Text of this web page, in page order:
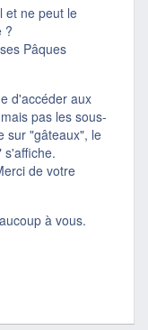
et ne peut le
?
Pâques
d'accéder aux
pas les sous-
sur "gâteaux", le
s'affiche.
de votre
à vous.